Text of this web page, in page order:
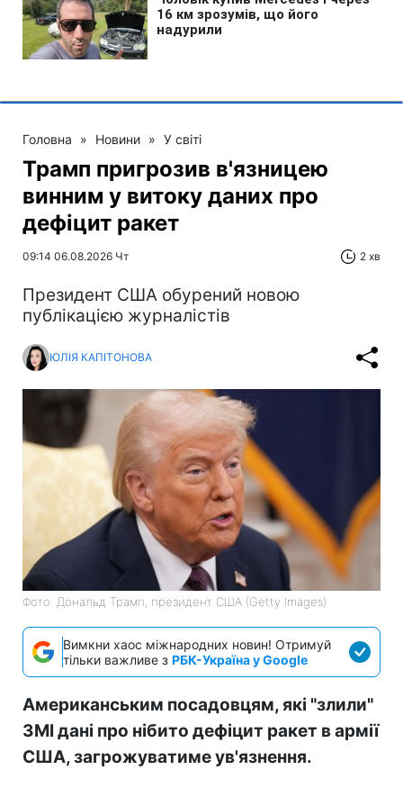
Головна » Новини » У світі
Трамп пригрозив в'язницею
винним у витоку даних про
дефіцит ракет
09:14 06.08.2026 Чт 2 хв
Президент США обурений новою
публікацією журналістів
ЮЛІЯ КАПІТОНОВА
Фото: Дональд Трамп, президент США (Getty Images)
Вимкни хаос міжнародних новин! Отримуй
тільки важливе з РБК-Україна у Google
Американським посадовцям, які "злили"
ЗМІ дані про нібито дефіцит ракет в армії
США, загрожуватиме ув'язнення.